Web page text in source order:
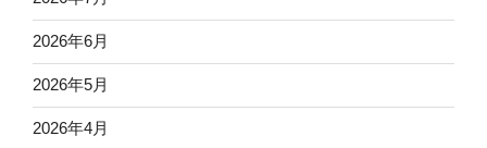
2026年6月
2026年5月
2026年4月